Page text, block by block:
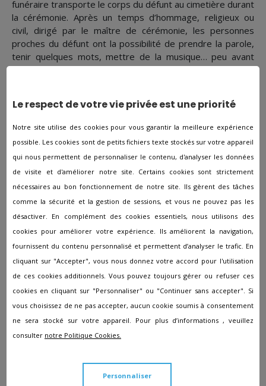
funéraire transporte le corps du défunt au cimetière durant
la cérémonie. Après un temps d’hommage, religieux ou
civil, dirigé par le maître de cérémonie, les personnes
proches du défunt ont la possibilité de prendre la parole,
tenir quelques mots, mettre de la musique… peu avant
l'enterrement du défunt. Dans le cas d’une crémation, le
Expertise et accompagnement
La mission principale des pompes funèbres consiste à
apporter une véritable aide aux familles en deuil et de les
conseiller sur le domaine de l'administratif. De plus, les
pompes funèbres placent constamment l’humain au centre
de la profession et les conseillers sauront répondre aux
demandes de ses clients. Dans le but d'accompagner les
familles en deuil, les agences de pompes funéraires
s'assureront que toutes les étapes soient bien
respectées.
Les autres agences à proximité
de Mamey
Pompes funèbres à Audun-le-Roman
Le respect de votre vie privée est une priorité
Notre site utilise des cookies pour vous garantir la meilleure expérience
possible. Les cookies sont de petits fichiers texte stockés sur votre appareil
qui nous permettent de personnaliser le contenu, d'analyser les données
de visite et d'améliorer notre site. Certains cookies sont strictement
nécessaires au bon fonctionnement de notre site. Ils gèrent des tâches
comme la sécurité et la gestion de sessions, et vous ne pouvez pas les
désactiver. En complément des cookies essentiels, nous utilisons des
cookies pour améliorer votre expérience. Ils améliorent la navigation,
fournissent du contenu personnalisé et permettent d’analyser le trafic. En
cliquant sur "Accepter", vous nous donnez votre accord pour l'utilisation
de ces cookies additionnels. Vous pouvez toujours gérer ou refuser ces
cookies en cliquant sur "Personnaliser" ou "Continuer sans accepter". Si
vous choisissez de ne pas accepter, aucun cookie soumis à consentement
ne sera stocké sur votre appareil. Pour plus d’informations , veuillez
consulter notre Politique Cookies.
Personnaliser